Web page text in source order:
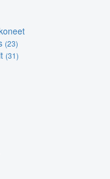
(23)
(31)